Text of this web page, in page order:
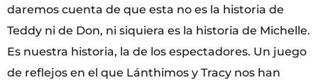
daremos cuenta de que esta no es la historia de
Teddy ni de Don, ni siquiera es la historia de Michelle.
Es nuestra historia, la de los espectadores. Un juego
de reflejos en el que Lánthimos y Tracy nos han